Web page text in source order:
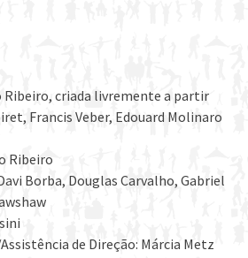
Ribeiro, criada livremente a partir
Francis Veber, Edouard Molinaro
Ribeiro
Borba, Douglas Carvalho, Gabriel
de Direção: Márcia Metz